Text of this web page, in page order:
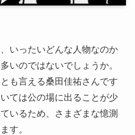
いったいどんな人物なのか
いのではないでしょうか。
も言える桑田佳祐さんです
ては公の場に出ることが少
いるため、さまざまな憶測
す。